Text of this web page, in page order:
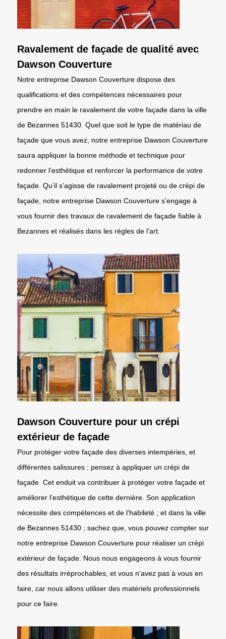
Ravalement de façade de qualité avec
Dawson Couverture
Notre entreprise Dawson Couverture dispose des
qualifications et des compétences nécessaires pour
prendre en main le ravalement de votre façade dans la ville
de Bezannes 51430. Quel que soit le type de matériau de
façade que vous avez, notre entreprise Dawson Couverture
saura appliquer la bonne méthode et technique pour
redonner l’esthétique et renforcer la performance de votre
façade. Qu’il s’agisse de ravalement projeté ou de crépi de
façade, notre entreprise Dawson Couverture s’engage à
vous fournir des travaux de ravalement de façade fiable à
Bezannes et réalisés dans les règles de l’art.
Dawson Couverture pour un crépi
extérieur de façade
Pour protéger votre façade des diverses intempéries, et
différentes salissures ; pensez à appliquer un crépi de
façade. Cet enduit va contribuer à protéger votre façade et
améliorer l’esthétique de cette dernière. Son application
nécessite des compétences et de l’habileté ; et dans la ville
de Bezannes 51430 ; sachez que, vous pouvez compter sur
notre entreprise Dawson Couverture pour réaliser un crépi
extérieur de façade. Nous nous engageons à vous fournir
des résultats irréprochables, et vous n’avez pas à vous en
faire, car nous allons utiliser des matériels professionnels
pour ce faire.